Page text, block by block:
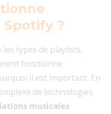
Spotify ?
types de playlists,
fonctionne
il est important. En
de technologies
musicales